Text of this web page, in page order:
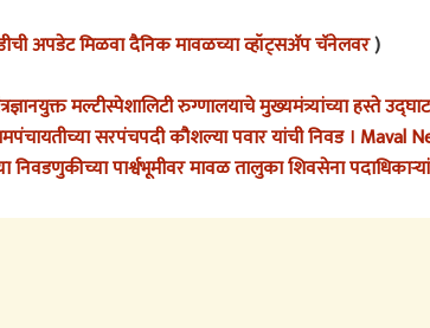
अपडेट मिळवा दैनिक मावळच्या व्हॉट्सअ‍ॅप चॅनेलवर)
मल्टीस्पेशालिटी रुग्णालयाचे मुख्यमंत्र्यांच्या हस्ते
सरपंचपदी कौशल्या पवार यांची निवड । Maval
निवडणुकीच्या पार्श्वभूमीवर मावळ तालुका शिवसेना